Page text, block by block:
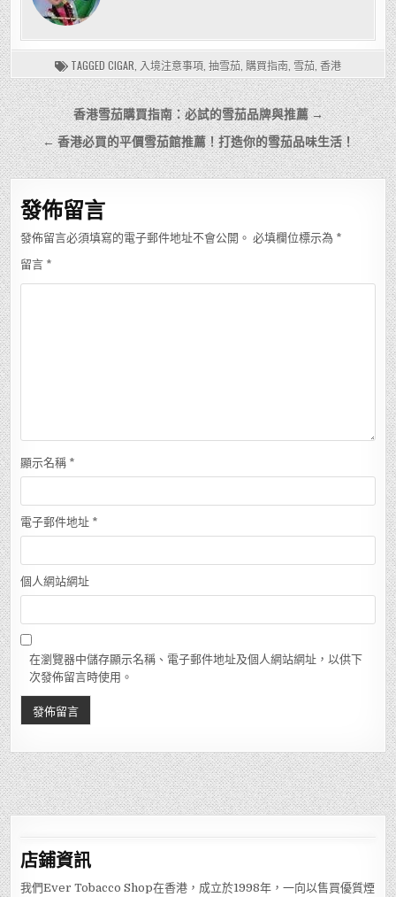
TAGGED CIGAR 入境注意事項 抽雪茄 購買指南 雪茄 香港
文
章
導
覽
香港雪茄購買指南：必試的雪茄品牌與推薦 →
← 香港必買的平價雪茄館推薦！打造你的雪茄品味生活！
發佈留言
發佈留言必須填寫的電子郵件地址不會公開。 必填欄位標示為 *
留言 *
顯示名稱 *
電子郵件地址 *
個人網站網址
在瀏覽器中儲存顯示名稱、電子郵件地址及個人網站網址，以供下
次發佈留言時使用。
店鋪資訊
我們Ever Tobacco Shop在香港，成立於1998年，一向以售買優質煙